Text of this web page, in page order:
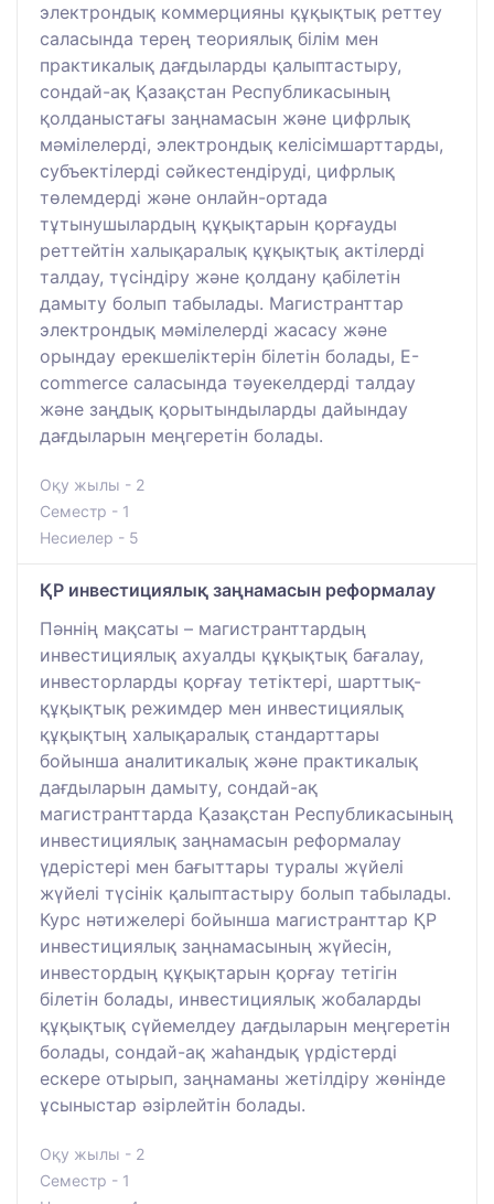
электрондық коммерцияны құқықтық реттеу
саласында терең теориялық білім мен
практикалық дағдыларды қалыптастыру,
сондай-ақ Қазақстан Республикасының
қолданыстағы заңнамасын және цифрлық
мәмілелерді, электрондық келісімшарттарды,
субъектілерді сәйкестендіруді, цифрлық
төлемдерді және онлайн-ортада
тұтынушылардың құқықтарын қорғауды
реттейтін халықаралық құқықтық актілерді
талдау, түсіндіру және қолдану қабілетін
дамыту болып табылады. Магистранттар
электрондық мәмілелерді жасасу және
орындау ерекшеліктерін білетін болады, Е-
commerce саласында тәуекелдерді талдау
және заңдық қорытындыларды дайындау
дағдыларын меңгеретін болады.
Оқу жылы - 2
Семестр - 1
Несиелер - 5
ҚР инвестициялық заңнамасын реформалау
Пәннің мақсаты – магистранттардың
инвестициялық ахуалды құқықтық бағалау,
инвесторларды қорғау тетіктері, шарттық-
құқықтық режимдер мен инвестициялық
құқықтың халықаралық стандарттары
бойынша аналитикалық және практикалық
дағдыларын дамыту, сондай-ақ
магистранттарда Қазақстан Республикасының
инвестициялық заңнамасын реформалау
үдерістері мен бағыттары туралы жүйелі
жүйелі түсінік қалыптастыру болып табылады.
Курс нәтижелері бойынша магистранттар ҚР
инвестициялық заңнамасының жүйесін,
инвестордың құқықтарын қорғау тетігін
білетін болады, инвестициялық жобаларды
құқықтық сүйемелдеу дағдыларын меңгеретін
болады, сондай-ақ жаһандық үрдістерді
ескере отырып, заңнаманы жетілдіру жөнінде
ұсыныстар әзірлейтін болады.
Оқу жылы - 2
Семестр - 1